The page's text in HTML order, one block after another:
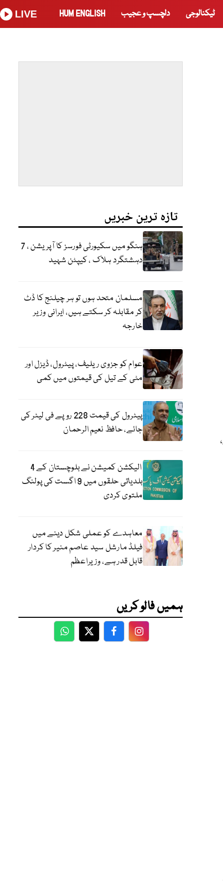
ٹیکنالوجی دلچسپ و عجیب HUM ENGLISH
LIVE
تازہ ترین خبریں
ہنگو میں سکیورٹی فورسز کا آپریشن ، 7
دہشتگرد ہلاک ، کیپٹن شہید
مسلمان متحد ہوں تو ہر چیلنج کا ڈٹ
کر مقابلہ کر سکتے ہیں، ایرانی وزیر
خارجہ
عوام کو جزوی ریلیف، پیٹرول، ڈیزل اور
مٹی کے تیل کی قیمتوں میں کمی
پیٹرول کی قیمت 228 روپے فی لیٹر کی
جائے، حافظ نعیم الرحمان
الیکشن کمیشن نے بلوچستان کے 4
بلدیاتی حلقوں میں 9 اگست کی پولنگ
ملتوی کردی
معاہدے کو عملی شکل دینے میں
فیلڈ مارشل سید عاصم منیر کا کردار
قابل قدر ہے، وزیراعظم
ہمیں فالو کریں
WhatsApp
TwitterFacebookFacebook